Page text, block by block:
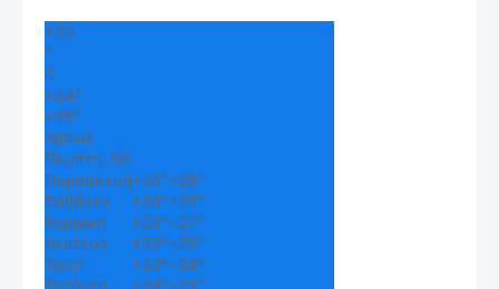
+33
°
C
+34°
+28°
Αθήνα
Πέμπτη, 06
Παρασκευή+36°+28°
Σάββατο
+36°+28°
Κυριακή
+36°+27°
Δευτέρα
+33°+25°
Τρίτη
+33°+24°